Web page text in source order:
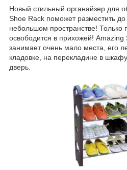
Новый стильный органайзер для
Shoe Rack поможет разместить
небольшом пространстве! Только
освободится в прихожей!
занимает очень мало места, его
кладовке, на перекладине в
дверь.